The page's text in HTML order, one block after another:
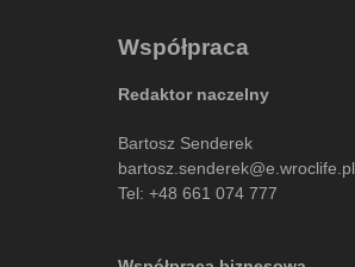
Współpraca
Redaktor naczelny
Bartosz Senderek
bartosz.senderek@e.wroclife.pl
Tel: +48 661 074 777